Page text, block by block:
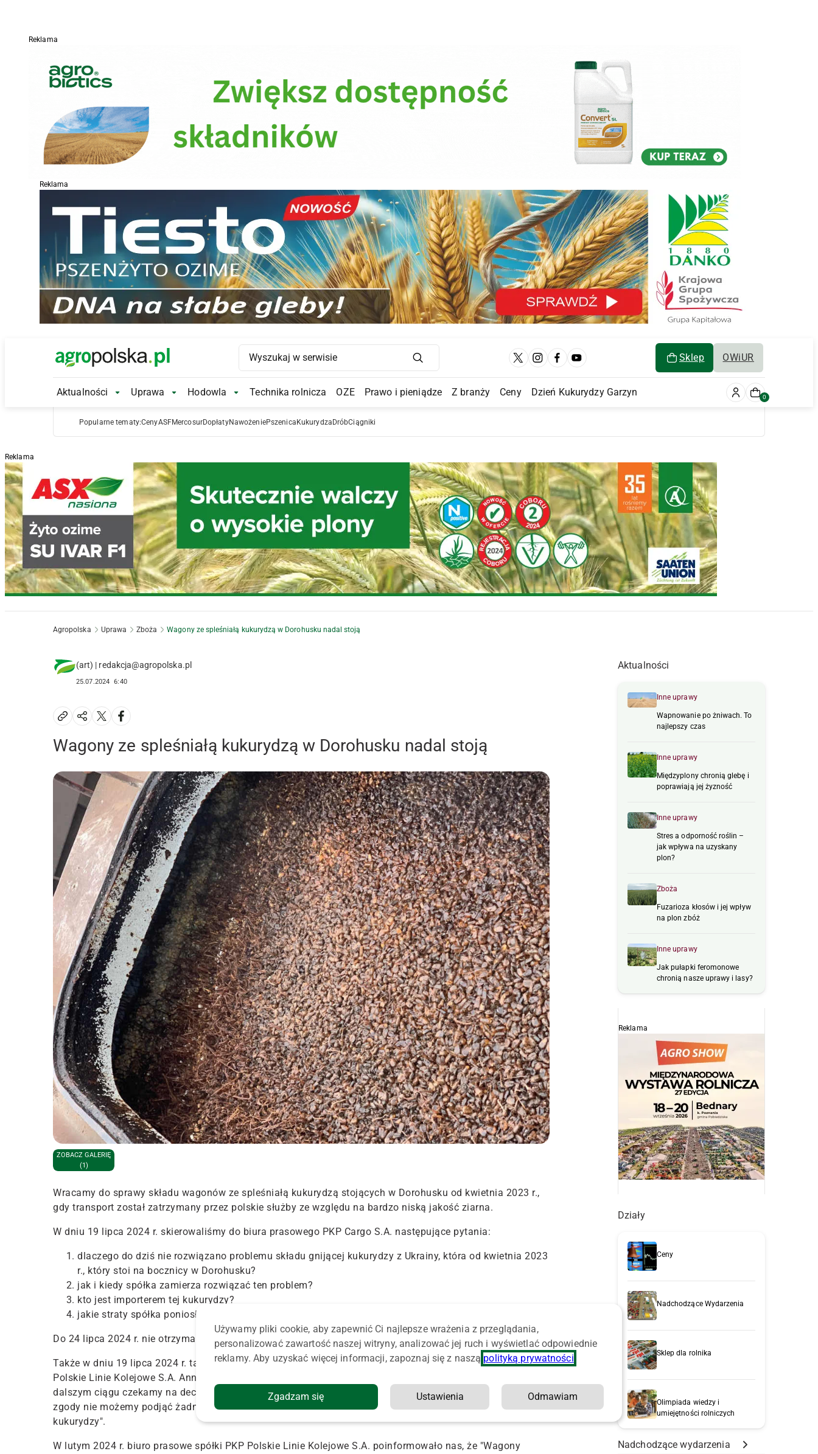
Reklama
Reklama
Main Logo Sklep OWiUR
Main Navigation
Aktualności Aktualności Submenu
Uprawa Uprawa Submenu
Hodowla Hodowla Submenu
Technika rolnicza OZE Prawo i pieniądze Z branży Ceny Dzień Kukurydzy Garzyn 0
Popularne tematy:CenyASFMercosurDopłatyNawożeniePszenica Kukurydza DróbCiągniki
Reklama
Agropolska Uprawa Zboża Wagony ze spleśniałą kukurydzą w Dorohusku nadal stoją
(art) | redakcja@agropolska.pl
25.07.2024 6:40
Wagony ze spleśniałą kukurydzą w Dorohusku nadal stoją
ZOBACZ GALERIĘ
(1)
Wracamy do sprawy składu wagonów ze spleśniałą kukurydzą stojących w Dorohusku od kwietnia 2023 r.,
gdy transport został zatrzymany przez polskie służby ze względu na bardzo niską jakość ziarna.
W dniu 19 lipca 2024 r. skierowaliśmy do biura prasowego PKP Cargo S.A. następujące pytania:
dlaczego do dziś nie rozwiązano problemu składu gnijącej kukurydzy z Ukrainy, która od kwietnia 2023
r., który stoi na bocznicy w Dorohusku?
jak i kiedy spółka zamierza rozwiązać ten problem?
kto jest importerem tej kukurydzy?
jakie straty spółka poniosła z tytułu postoju składu?
Do 24 lipca 2024 r. nie otrzymaliśmy na nie odpowiedzi.
Także w dniu 19 lipca 2024 r. takie same pytania skierowaliśmy do Rusłany Krzemińskiej rzecznik PKP
Polskie Linie Kolejowe S.A. Anna Znajewska-Pawluk z zespołu prasowego spółki odpowiedziała nam, że "w
dalszym ciągu czekamy na decyzję służb celnych w sprawie wagonów z kukurydzą. Do czasu otrzymania
zgody nie możemy podjąć żadnych działań, w tym tych związanych z usunięciem wagonów i utylizacją
kukurydzy".
W lutym 2024 r. biuro prasowe spółki PKP Polskie Linie Kolejowe S.A. poinformowało nas, że "Wagony
Aktualności
Inne uprawy
Wapnowanie po żniwach. To
najlepszy czas
Inne uprawy
Międzyplony chronią glebę i
poprawiają jej żyzność
Inne uprawy
Stres a odporność roślin –
jak wpływa na uzyskany
plon?
Zboża
Fuzarioza kłosów i jej wpływ
na plon zbóż
Inne uprawy
Jak pułapki feromonowe
chronią nasze uprawy i lasy?
Reklama
Działy
Ceny
Nadchodzące Wydarzenia
Sklep dla rolnika
Olimpiada wiedzy i
umiejętności rolniczych
Nadchodzące wydarzenia
Używamy pliki cookie, aby zapewnić Ci najlepsze wrażenia z przeglądania,
personalizować zawartość naszej witryny, analizować jej ruch i wyświetlać odpowiednie
reklamy. Aby uzyskać więcej informacji, zapoznaj się z naszą polityką prywatności
Zgadzam się Ustawienia Odmawiam